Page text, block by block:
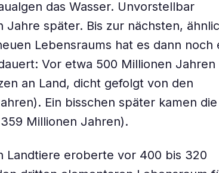
das Wasser. Unvorstellbar
Jahre später. Bis zur nächsten,
Lebensraums hat es dann noch
Vor etwa 500 Millionen Jahren
an Land, dicht gefolgt von den
Ein bisschen später kamen die
Millionen Jahren).
Landtiere eroberte vor 400 bis 320